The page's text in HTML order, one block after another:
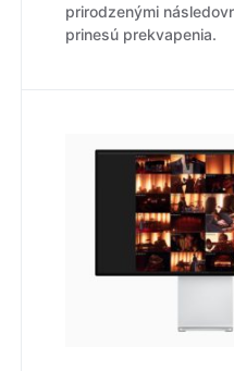
prirodzenými
prinesú prekvapenia.